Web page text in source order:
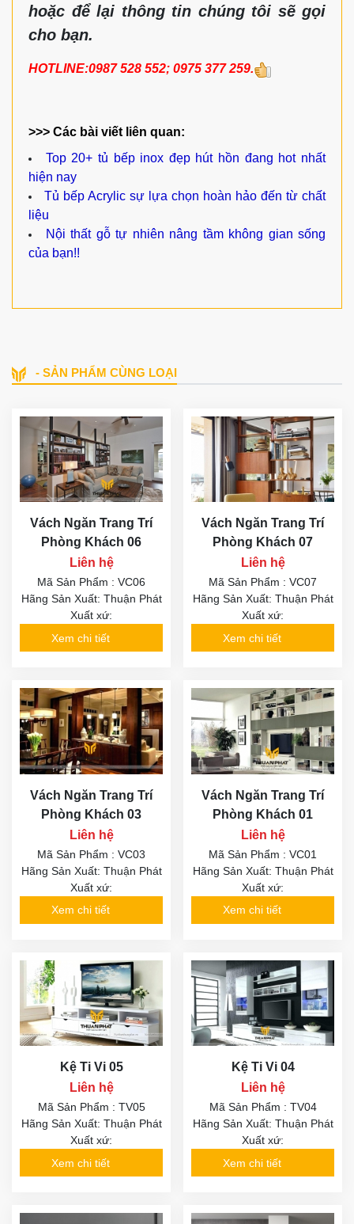
hoặc để lại thông tin chúng tôi sẽ gọi
cho bạn.
HOTLINE:0987 528 552; 0975 377 259.
>>> Các bài viết liên quan:
Top 20+ tủ bếp inox đẹp hút hồn đang hot nhất
hiện nay
Tủ bếp Acrylic sự lựa chọn hoàn hảo đến từ chất
liệu
Nội thất gỗ tự nhiên nâng tầm không gian sống
của bạn!!
- SẢN PHẨM CÙNG LOẠI
Vách Ngăn Trang Trí
Phòng Khách 06
Liên hệ
Mã Sản Phẩm : VC06
Hãng Sản Xuất: Thuận Phát
Xuất xứ:
Xem chi tiết
Vách Ngăn Trang Trí
Phòng Khách 07
Liên hệ
Mã Sản Phẩm : VC07
Hãng Sản Xuất: Thuận Phát
Xuất xứ:
Xem chi tiết
Vách Ngăn Trang Trí
Phòng Khách 03
Liên hệ
Mã Sản Phẩm : VC03
Hãng Sản Xuất: Thuận Phát
Xuất xứ:
Xem chi tiết
Vách Ngăn Trang Trí
Phòng Khách 01
Liên hệ
Mã Sản Phẩm : VC01
Hãng Sản Xuất: Thuận Phát
Xuất xứ:
Xem chi tiết
Kệ Ti Vi 05
Liên hệ
Mã Sản Phẩm : TV05
Hãng Sản Xuất: Thuận Phát
Xuất xứ:
Xem chi tiết
Kệ Ti Vi 04
Liên hệ
Mã Sản Phẩm : TV04
Hãng Sản Xuất: Thuận Phát
Xuất xứ:
Xem chi tiết